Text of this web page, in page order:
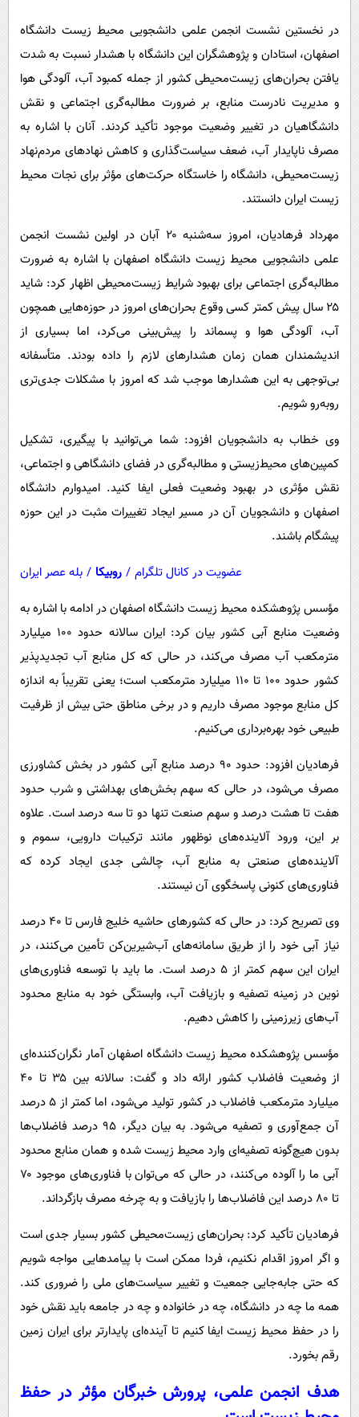
حوادث
محیط زیست
سلامت
حیات وحش
سیاست خارجی
دانلود
در نخستین نشست انجمن علمی دانشجویی محیط زیست دانشگاه
اصفهان، استادان و پژوهشگران این دانشگاه با هشدار نسبت به شدت
یافتن بحران‌های زیست‌محیطی کشور از جمله کمبود آب، آلودگی هوا
و مدیریت نادرست منابع، بر ضرورت مطالبه‌گری اجتماعی و نقش
دانشگاهیان در تغییر وضعیت موجود تأکید کردند. آنان با اشاره به
مصرف ناپایدار آب، ضعف سیاست‌گذاری و کاهش نهادهای مردم‌نهاد
زیست‌محیطی، دانشگاه را خاستگاه حرکت‌های مؤثر برای نجات محیط
زیست ایران دانستند.
مهرداد فرهادیان، امروز سه‌شنبه ۲۰ آبان در اولین نشست انجمن
علمی دانشجویی محیط زیست دانشگاه اصفهان با اشاره به ضرورت
مطالبه‌گری اجتماعی برای بهبود شرایط زیست‌محیطی اظهار کرد: شاید
۲۵ سال پیش کمتر کسی وقوع بحران‌های امروز در حوزه‌هایی همچون
آب، آلودگی هوا و پسماند را پیش‌بینی می‌کرد، اما بسیاری از
اندیشمندان همان زمان هشدارهای لازم را داده بودند. متأسفانه
بی‌توجهی به این هشدارها موجب شد که امروز با مشکلات جدی‌تری
روبه‌رو شویم.
وی خطاب به دانشجویان افزود: شما می‌توانید با پیگیری، تشکیل
کمپین‌های محیط‌زیستی و مطالبه‌گری در فضای دانشگاهی و اجتماعی،
نقش مؤثری در بهبود وضعیت فعلی ایفا کنید. امیدوارم دانشگاه
اصفهان و دانشجویان آن در مسیر ایجاد تغییرات مثبت در این حوزه
پیشگام باشند.
عضویت در کانال تلگرام / روبیکا / بله عصر ایران
مؤسس پژوهشکده محیط زیست دانشگاه اصفهان در ادامه با اشاره به
وضعیت منابع آبی کشور بیان کرد: ایران سالانه حدود ۱۰۰ میلیارد
مترمکعب آب مصرف می‌کند، در حالی که کل منابع آب تجدیدپذیر
کشور حدود ۱۰۰ تا ۱۱۰ میلیارد مترمکعب است؛ یعنی تقریباً به اندازه
کل منابع موجود مصرف داریم و در برخی مناطق حتی بیش از ظرفیت
طبیعی خود بهره‌برداری می‌کنیم.
فرهادیان افزود: حدود ۹۰ درصد منابع آبی کشور در بخش کشاورزی
مصرف می‌شود، در حالی که سهم بخش‌های بهداشتی و شرب حدود
هفت تا هشت درصد و سهم صنعت تنها دو تا سه درصد است. علاوه
بر این، ورود آلاینده‌های نوظهور مانند ترکیبات دارویی، سموم و
آلاینده‌های صنعتی به منابع آب، چالشی جدی ایجاد کرده که
فناوری‌های کنونی پاسخگوی آن نیستند.
وی تصریح کرد: در حالی که کشورهای حاشیه خلیج فارس تا ۴۰ درصد
نیاز آبی خود را از طریق سامانه‌های آب‌شیرین‌کن تأمین می‌کنند، در
ایران این سهم کمتر از ۵ درصد است. ما باید با توسعه فناوری‌های
نوین در زمینه تصفیه و بازیافت آب، وابستگی خود به منابع محدود
آب‌های زیرزمینی را کاهش دهیم.
مؤسس پژوهشکده محیط زیست دانشگاه اصفهان آمار نگران‌کننده‌ای
از وضعیت فاضلاب کشور ارائه داد و گفت: سالانه بین ۳۵ تا ۴۰
میلیارد مترمکعب فاضلاب در کشور تولید می‌شود، اما کمتر از ۵ درصد
آن جمع‌آوری و تصفیه می‌شود. به بیان دیگر، ۹۵ درصد فاضلاب‌ها
بدون هیچ‌گونه تصفیه‌ای وارد محیط زیست شده و همان منابع محدود
آبی ما را آلوده می‌کنند، در حالی که می‌توان با فناوری‌های موجود ۷۰
تا ۸۰ درصد این فاضلاب‌ها را بازیافت و به چرخه مصرف بازگرداند.
فرهادیان تأکید کرد: بحران‌های زیست‌محیطی کشور بسیار جدی است
و اگر امروز اقدام نکنیم، فردا ممکن است با پیامدهایی مواجه شویم
که حتی جابه‌جایی جمعیت و تغییر سیاست‌های ملی را ضروری کند.
همه ما چه در دانشگاه، چه در خانواده و چه در جامعه باید نقش خود
را در حفظ محیط زیست ایفا کنیم تا آینده‌ای پایدارتر برای ایران زمین
رقم بخورد.
هدف انجمن علمی، پرورش خبرگان مؤثر در حفظ